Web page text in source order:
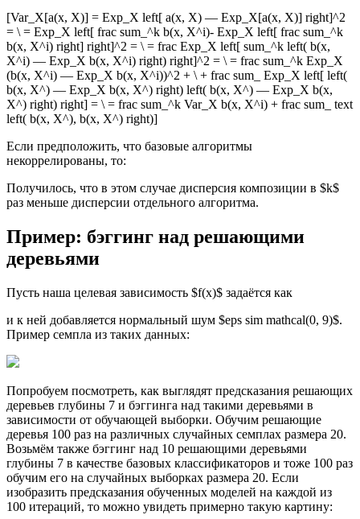
[Var_X[a(x, X)] = Exp_X left[ a(x, X) — Exp_X[a(x, X)] right]^2
= \ = Exp_X left[ frac sum_^k b(x, X^i)- Exp_X left[ frac sum_^k
b(x, X^i) right] right]^2 = \ = frac Exp_X left[ sum_^k left( b(x,
X^i) — Exp_X b(x, X^i) right) right]^2 = \ = frac sum_^k Exp_X
(b(x, X^i) — Exp_X b(x, X^i))^2 + \ + frac sum_ Exp_X left[ left(
b(x, X^) — Exp_X b(x, X^) right) left( b(x, X^) — Exp_X b(x,
X^) right) right] = \ = frac sum_^k Var_X b(x, X^i) + frac sum_ text
left( b(x, X^), b(x, X^) right)]
Если предположить, что базовые алгоритмы
некоррелированы, то:
Получилось, что в этом случае дисперсия композиции в $k$
раз меньше дисперсии отдельного алгоритма.
Пример: бэггинг над решающими
деревьями
Пусть наша целевая зависимость $f(x)$ задаётся как
и к ней добавляется нормальный шум $eps sim mathcal(0, 9)$.
Пример семпла из таких данных:
Попробуем посмотреть, как выглядят предсказания решающих
деревьев глубины 7 и бэггинга над такими деревьями в
зависимости от обучающей выборки. Обучим решающие
деревья 100 раз на различных случайных семплах размера 20.
Возьмём также бэггинг над 10 решающими деревьями
глубины 7 в качестве базовых классификаторов и тоже 100 раз
обучим его на случайных выборках размера 20. Если
изобразить предсказания обученных моделей на каждой из
100 итераций, то можно увидеть примерно такую картину: